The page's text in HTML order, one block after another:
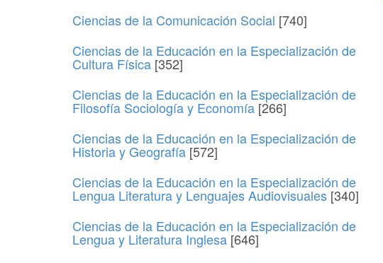
Ciencias de la Comunicación Social [740]
Ciencias de la Educación en la Especialización de
Cultura Física [352]
Ciencias de la Educación en la Especialización de
Filosofía Sociología y Economía [266]
Ciencias de la Educación en la Especialización de
Historia y Geografía [572]
Ciencias de la Educación en la Especialización de
Lengua Literatura y Lenguajes Audiovisuales [340]
Ciencias de la Educación en la Especialización de
Lengua y Literatura Inglesa [646]